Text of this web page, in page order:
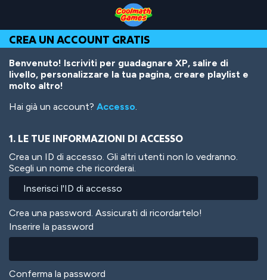
Top
of
Page
Navigation
Main
Content
Footer
contenuto
principale
CREA UN ACCOUNT GRATIS
Benvenuto! Iscriviti per guadagnare XP, salire di
livello, personalizzare la tua pagina, creare playlist e
molto altro!
Hai già un account? Accesso.
1. LE TUE INFORMAZIONI DI ACCESSO
Crea un ID di accesso. Gli altri utenti non lo vedranno.
Scegli un nome che ricorderai.
Crea una password. Assicurati di ricordartelo!
Inserire la password
Conferma la password